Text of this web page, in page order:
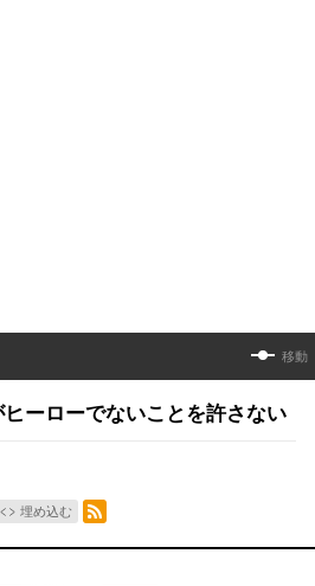
移動
ーローでないことを許さない
埋め込む
RSSフィード